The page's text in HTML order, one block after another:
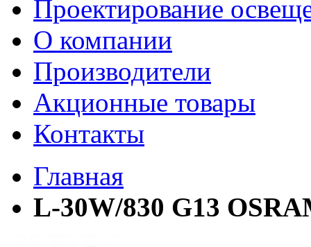
Проектирование
О компании
Производители
Акционные товары
Контакты
Главная
L-30W/830 G13